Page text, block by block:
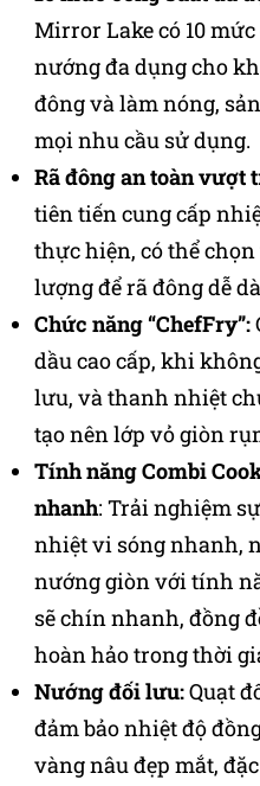
Mirror Lake có 10
nướng đa dụng cho
đông và làm nóng,
mọi nhu cầu sử dụng.
Rã đông an toàn vượt
tiên tiến cung cấp
thực hiện, có thể
lượng để rã đông dễ
Chức năng “ChefFry”:
dầu cao cấp, khi
lưu, và thanh nhiệt
tạo nên lớp vỏ giòn
Tính năng Combi
nhanh: Trải nghiệm
nhiệt vi sóng nhanh,
nướng giòn với tính
sẽ chín nhanh, đồng
hoàn hảo trong thời
Nướng đối lưu:Quạt
đảm bảo nhiệt độ
vàng nâu đẹp mắt,